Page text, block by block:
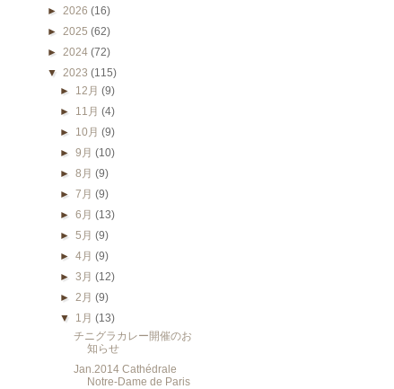
► 2026 (16)
► 2025 (62)
► 2024 (72)
▼ 2023 (115)
► 12月(9)
► 11月(4)
► 10月(9)
►9月(10)
►8月(9)
►7月(9)
►6月(13)
►5月(9)
►4月(9)
►3月(12)
►2月(9)
▼ 1月(13)
チニグラカレー開催のお
知らせ
Jan.2014 Cathédrale
Notre-Dame de Paris